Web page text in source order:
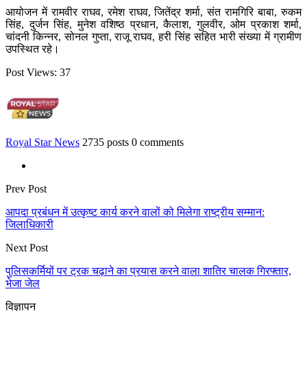
आयोजन में रामवीर राघव, रमेश राघव, जितेंद्र शर्मा, संत रामगिरि बाबा, रुकम
सिंह, दुर्जन सिंह, मुनेश वशिष्ठ प्रधान, कैलाश, गुलवीर, ओम प्रकाश शर्मा,
चांदनी किन्नर, सोनल गुप्ता, राजू राघव, हरी सिंह सहित भारी संख्या में ग्रामीण
उपस्थित रहे।
Post Views: 37
Royal Star News 2735 posts 0 comments
Prev Post
आपदा प्रबंधन में उत्कृष्ट कार्य करने वालों को मिलेगा राष्ट्रीय सम्मान:
जिलाधिकारी
Next Post
पुलिसकर्मियों पर ट्रक चढ़ाने का प्रयास करने वाला शातिर चालक गिरफ्तार,
भेजा जेल
विज्ञापन